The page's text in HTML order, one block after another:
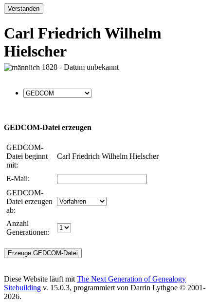
Verstanden
Carl Friedrich Wilhelm
Hielscher
1828 - Datum unbekannt
GEDCOM-Datei erzeugen
GEDCOM-
Datei beginnt
mit:
Carl Friedrich Wilhelm Hielscher
E-Mail:
GEDCOM-
Datei erzeugen
ab:
Anzahl
Generationen:
Diese Website läuft mit The Next Generation of Genealogy
Sitebuilding v. 15.0.3, programmiert von Darrin Lythgoe © 2001-
2026.